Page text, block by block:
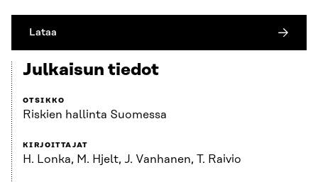
Lataa
Julkaisun tiedot
OTSIKKO
Riskien hallinta Suomessa
KIRJOITTAJAT
H. Lonka, M. Hjelt, J. Vanhanen, T. Raivio